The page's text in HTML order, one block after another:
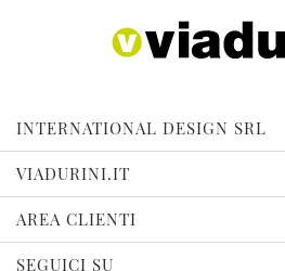
INTERNATIONAL DESIGN SRL
VIADURINI.IT
AREA CLIENTI
SEGUICI SU